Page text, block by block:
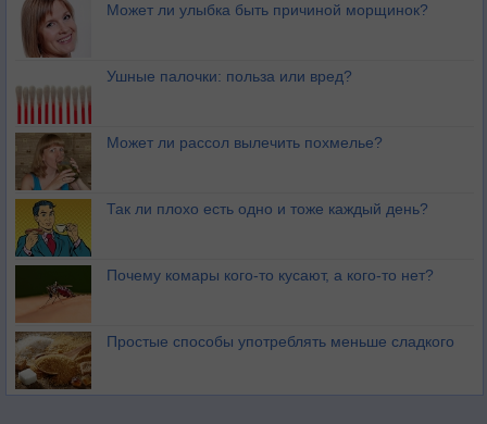
Может ли улыбка быть причиной морщинок?
Ушные палочки: польза или вред?
Может ли рассол вылечить похмелье?
Так ли плохо есть одно и тоже каждый день?
Почему комары кого-то кусают, а кого-то нет?
Простые способы употреблять меньше сладкого